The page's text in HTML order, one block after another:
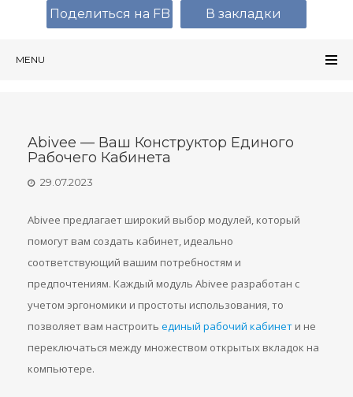
MENU
Abivee — Ваш Конструктор Единого
Рабочего Кабинета
29.07.2023
Abivee предлагает широкий выбор модулей, который
помогут вам создать кабинет, идеально
соответствующий вашим потребностям и
предпочтениям. Каждый модуль Abivee разработан с
учетом эргономики и простоты использования, то
позволяет вам настроить единый рабочий кабинет и не
переключаться между множеством открытых вкладок на
компьютере.
Поделиться на FB В закладки